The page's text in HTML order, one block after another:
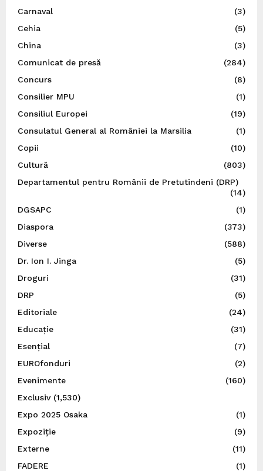
Carnaval
(3)
Cehia
(5)
China
(3)
Comunicat de presă
(284)
Concurs
(8)
Consilier MPU
(1)
Consiliul Europei
(19)
Consulatul General al României la Marsilia
(1)
Copii
(10)
Cultură
(803)
Departamentul pentru Românii de Pretutindeni (DRP)
(14)
DGSAPC
(1)
Diaspora
(373)
Diverse
(588)
Dr. Ion I. Jinga
(5)
Droguri
(31)
DRP
(5)
Editoriale
(24)
Educație
(31)
Esențial
(7)
EUROfonduri
(2)
Evenimente
(160)
Exclusiv(1,530)
Expo 2025 Osaka
(1)
Expoziție
(9)
Externe
(11)
FADERE
(1)